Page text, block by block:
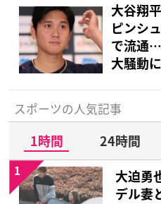
大谷翔
ピンシ
で流通
大騒動に
スポーツの人気記事
1時間 24時間
大迫勇
デル妻
1